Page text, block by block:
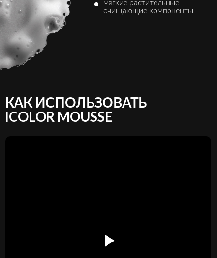
мягкие растительные
очищающие компоненты
КАК ИСПОЛЬЗОВАТЬ
ICOLOR MOUSSE